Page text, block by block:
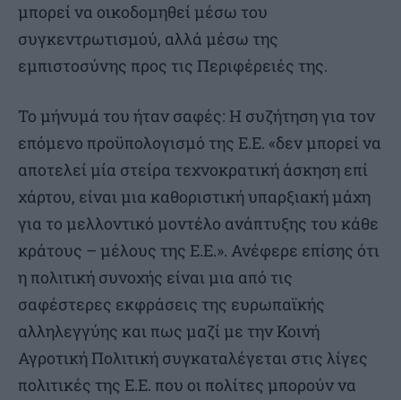
μπορεί να οικοδομηθεί μέσω του
συγκεντρωτισμού, αλλά μέσω της
εμπιστοσύνης προς τις Περιφέρειές της.
Το μήνυμά του ήταν σαφές: Η συζήτηση για τον
επόμενο προϋπολογισμό της Ε.Ε. «δεν μπορεί να
αποτελεί μία στείρα τεχνοκρατική άσκηση επί
χάρτου, είναι μια καθοριστική υπαρξιακή μάχη
για το μελλοντικό μοντέλο ανάπτυξης του κάθε
κράτους – μέλους της Ε.Ε.». Ανέφερε επίσης ότι
η πολιτική συνοχής είναι μια από τις
σαφέστερες εκφράσεις της ευρωπαϊκής
αλληλεγγύης και πως μαζί με την Κοινή
Αγροτική Πολιτική συγκαταλέγεται στις λίγες
πολιτικές της Ε.Ε. που οι πολίτες μπορούν να